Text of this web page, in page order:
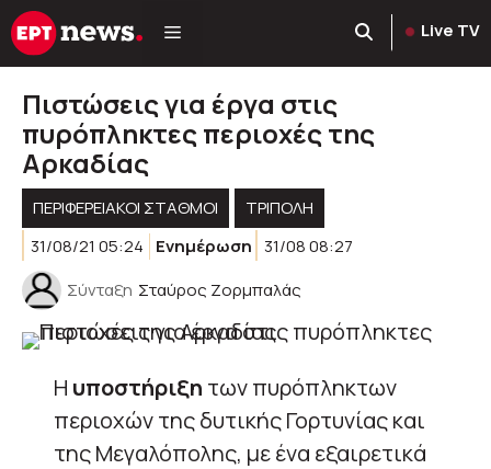
Μετάβαση
σε
Live TV
Πιστώσεις για έργα στις
πυρόπληκτες περιοχές της
Αρκαδίας
ΠΕΡΙΦΕΡΕΙΑΚΟΊ ΣΤΑΘΜΟΊ
ΤΡΙΠΟΛΗ
31/08/21 05:24
Ενημέρωση
31/08 08:27
Σύνταξη Σταύρος Ζορμπαλάς
Η υποστήριξη των πυρόπληκτων
περιοχών της δυτικής Γορτυνίας και
της Μεγαλόπολης, με ένα εξαιρετικά